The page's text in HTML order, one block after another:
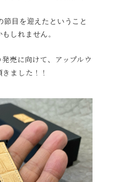
目を迎えたということ
しれません。
売に向けて、アップルウ
ました！！